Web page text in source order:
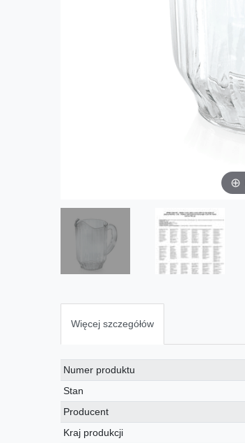
Więcej szczegółów
Charakterystyka
techniczna
Wartość
Numer produktu
Stan
Producent
Kraj produkcji